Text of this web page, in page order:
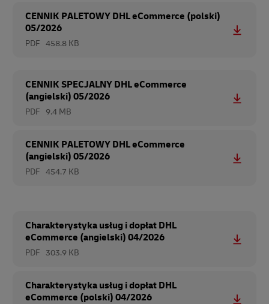
CENNIK PALETOWY DHL eCommerce (polski)
05/2026
PDF 458.8 KB
CENNIK SPECJALNY DHL eCommerce
(angielski) 05/2026
PDF 9.4 MB
CENNIK PALETOWY DHL eCommerce
(angielski) 05/2026
PDF 454.7 KB
Charakterystyka usług i dopłat DHL
eCommerce (angielski) 04/2026
PDF 303.9 KB
Charakterystyka usług i dopłat DHL
eCommerce (polski) 04/2026